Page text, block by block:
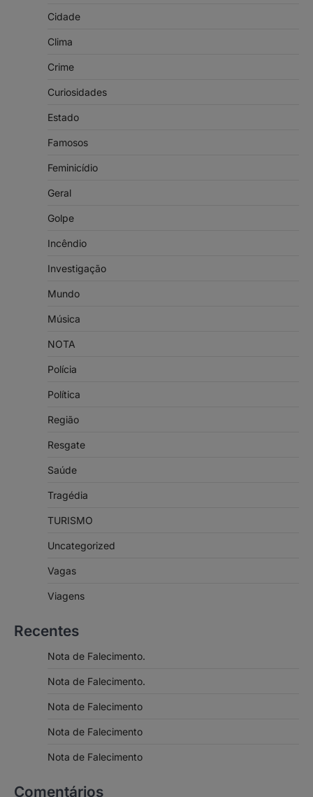
Cidade
Clima
Crime
Curiosidades
Estado
Famosos
Feminicídio
Geral
Golpe
Incêndio
Investigação
Mundo
Música
NOTA
Polícia
Política
Região
Resgate
Saúde
Tragédia
TURISMO
Uncategorized
Vagas
Viagens
Recentes
Nota de Falecimento.
Nota de Falecimento.
Nota de Falecimento
Nota de Falecimento
Nota de Falecimento
Comentários